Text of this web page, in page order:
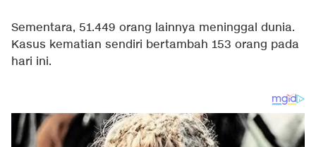
Sementara, 51.449 orang lainnya meninggal dunia.
Kasus kematian sendiri bertambah 153 orang pada
hari ini.